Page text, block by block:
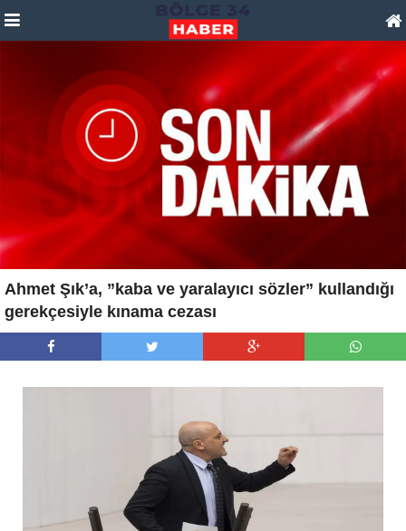
Ahmet Şık’a, ”kaba ve yaralayıcı sözler” kullandığı
gerekçesiyle kınama cezası